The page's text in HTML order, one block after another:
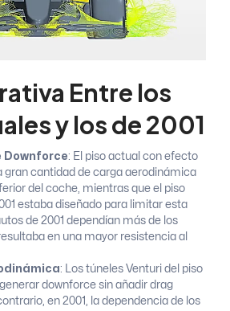
Entre los
y los de 2001
Downforce: El piso actual con efecto
gran cantidad de carga aerodinámica
del coche, mientras que el piso
estaba diseñado para limitar esta
de 2001 dependían más de los
en una mayor resistencia al
: Los túneles Venturi del piso
downforce sin añadir drag
en 2001, la dependencia de los